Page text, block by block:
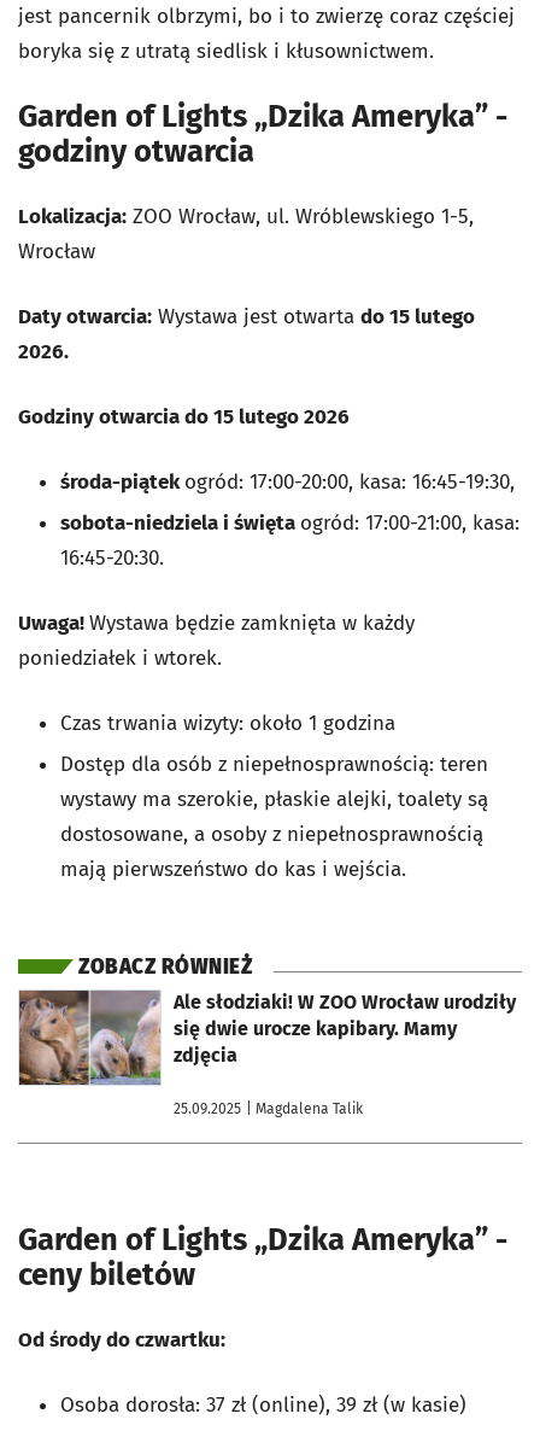
jest pancernik olbrzymi, bo i to zwierzę coraz częściej
boryka się z utratą siedlisk i kłusownictwem.
Garden of Lights „Dzika Ameryka” -
godziny otwarcia
Lokalizacja: ZOO Wrocław, ul. Wróblewskiego 1-5,
Wrocław
Daty otwarcia: Wystawa jest otwarta do 15 lutego
2026.
Godziny otwarciado 15 lutego 2026
środa-piątekogród: 17:00-20:00, kasa: 16:45-19:30,
sobota-niedziela i święta ogród: 17:00-21:00, kasa:
16:45-20:30.
Uwaga!Wystawa będzie zamknięta w każdy
poniedziałek i wtorek.
Czas trwania wizyty: około 1 godzina
Dostęp dla osób z niepełnosprawnością: teren
wystawy ma szerokie, płaskie alejki, toalety są
dostosowane, a osoby z niepełnosprawnością
mają pierwszeństwo do kas i wejścia.
ZOBACZ RÓWNIEŻ
Ale słodziaki! W ZOO Wrocław urodziły
się dwie urocze kapibary. Mamy
zdjęcia
25.09.2025 | Magdalena Talik
otworzy się w nowej karcie
Garden of Lights „Dzika Ameryka” -
ceny biletów
Od środy do czwartku:
Osoba dorosła: 37 zł (online), 39 zł (w kasie)